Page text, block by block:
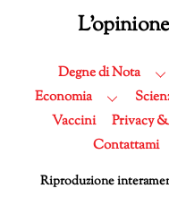
Degne di Nota
Economia
Vaccini
Privacy
Contattami
Riproduzione